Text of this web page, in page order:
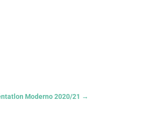
Moderno 2020/21 →